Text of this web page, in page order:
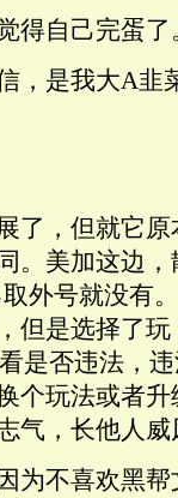
得自己完蛋了
，是我大A韭
了，但就它
。美加这边
外号就没有
但是选择了
是否违法，
个玩法或者
气，长他人威
为不喜欢黑